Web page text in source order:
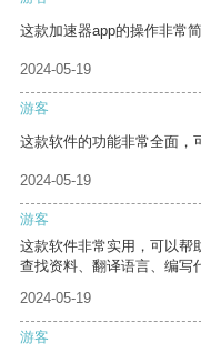
这款加速器app的操作非常
2024-05-19
游客
这款软件的功能非常全面，
2024-05-19
游客
这款软件非常实用，可以帮
查找资料、翻译语言、编写
2024-05-19
游客